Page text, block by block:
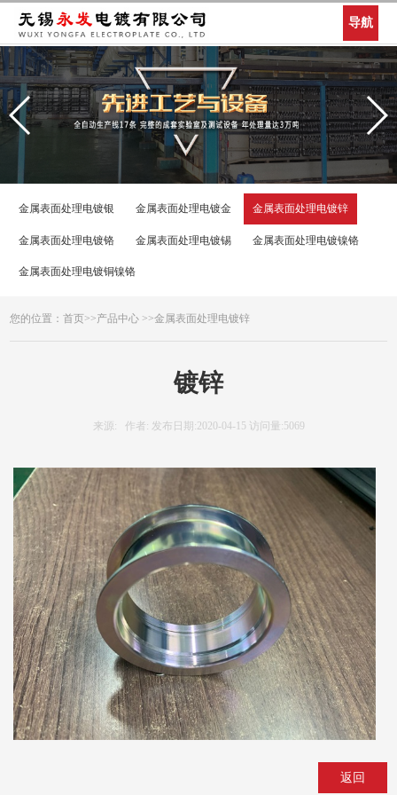
导航
金属表面处理电镀银 金属表面处理电镀金 金属表面处理电镀锌
金属表面处理电镀铬 金属表面处理电镀锡 金属表面处理电镀镍铬
金属表面处理电镀铜镍铬
您的位置：首页>>产品中心 >>金属表面处理电镀锌
镀锌
来源: 作者: 发布日期:2020-04-15 访问量:5069
返回